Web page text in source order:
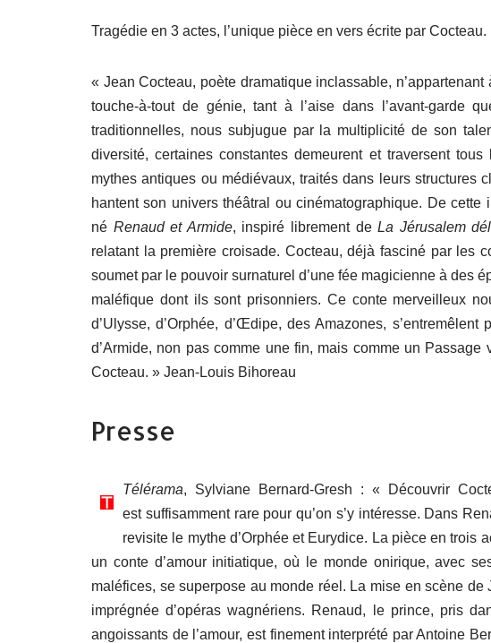
Tragédie en 3 actes, l’unique pièce en vers écrite par Cocteau.
« Jean Cocteau, poète dramatique inclassable,
touche-à-tout de génie, tant à l’aise dans l’avant-garde
traditionnelles, nous subjugue par la multiplicité de son
diversité, certaines constantes demeurent et traversent
mythes antiques ou médiévaux, traités dans leurs structures
hantent son univers théâtral ou cinématographique. De cette
né Renaud et Armide, inspiré librement deLa Jérusalem
relatant la première croisade. Cocteau, déjà fasciné par les
soumet par le pouvoir surnaturel d’une fée magicienne à des
maléfique dont ils sont prisonniers. Ce conte merveilleux
d’Ulysse, d’Orphée, d’Œdipe, des Amazones,
d’Armide, non pas comme une fin, mais comme un
Cocteau. » Jean-Louis Bihoreau
Presse
Télérama, Sylviane Bernard-Gresh : « Découvrir
est suffisamment rare pour qu’on s’y intéresse. Dans
revisite le mythe d’Orphée et Eurydice. La pièce en trois
un conte d’amour initiatique, où le monde onirique, avec
maléfices, se superpose au monde réel. La mise en scène de
imprégnée d’opéras wagnériens. Renaud, le prince, pris
angoissants de l’amour, est finement interprété par Antoine